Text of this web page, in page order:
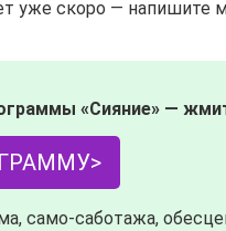
уже скоро — напишите
«Сияние» —
само-саботажа,